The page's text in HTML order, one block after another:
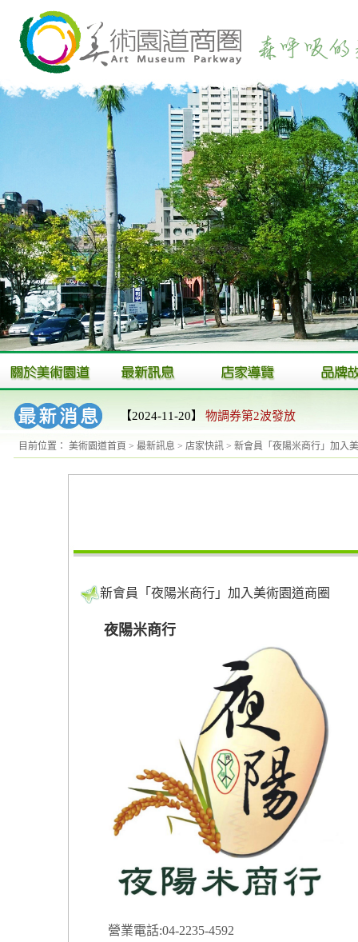
【2024-11-20】 物調券第2波發放
目前位置： 美術園道首頁 > 最新訊息 > 店家快訊 > 新會員「夜陽米商行」加入
新會員「夜陽米商行」加入美術園道商圈
夜陽米商行
營業電話:04-2235-4592